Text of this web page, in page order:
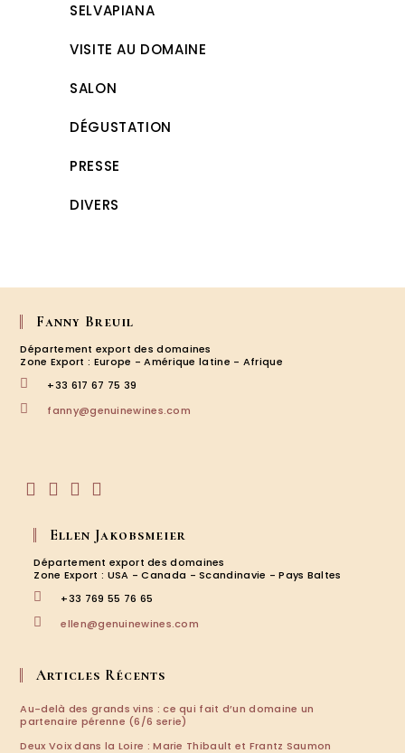
SELVAPIANA
VISITE AU DOMAINE
SALON
DÉGUSTATION
PRESSE
DIVERS
Fanny Breuil
Département export des domaines
Zone Export : Europe - Amérique latine - Afrique
+33 617 67 75 39
fanny@genuinewines.com
dans
un
nouvel
onglet
un
nouvel
onglet
un
nouvel
onglet
un
nouvel
onglet
Ellen Jakobsmeier
Département export des domaines
Zone Export : USA - Canada - Scandinavie - Pays Baltes
+33 769 55 76 65
ellen@genuinewines.com
Articles Récents
Au-delà des grands vins : ce qui fait d’un domaine un
partenaire pérenne (6/6 serie)
Deux Voix dans la Loire : Marie Thibault et Frantz Saumon